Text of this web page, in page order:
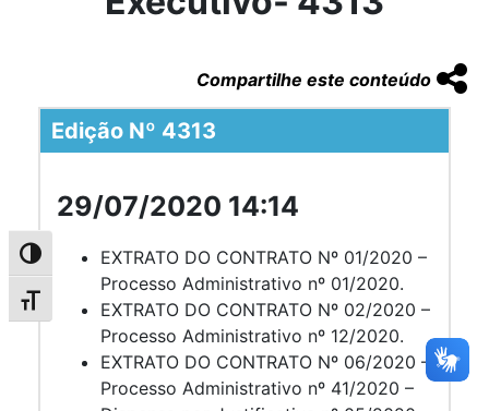
Alternar alto contraste
Alternar tamanho da fonte
Compartilhe este conteúdo
Edição Nº 4313
29/07/2020 14:14
EXTRATO DO CONTRATO Nº 01/2020 –
Processo Administrativo nº 01/2020.
EXTRATO DO CONTRATO Nº 02/2020 –
Processo Administrativo nº 12/2020.
EXTRATO DO CONTRATO Nº 06/2020 –
Processo Administrativo nº 41/2020 –